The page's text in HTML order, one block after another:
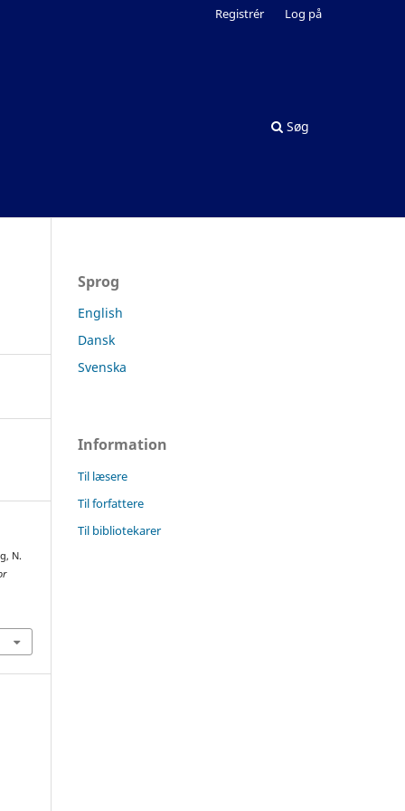
Søg
Registrér Log på
N.
Sprog
English
Dansk
Svenska
Information
Til læsere
Til forfattere
Til bibliotekarer